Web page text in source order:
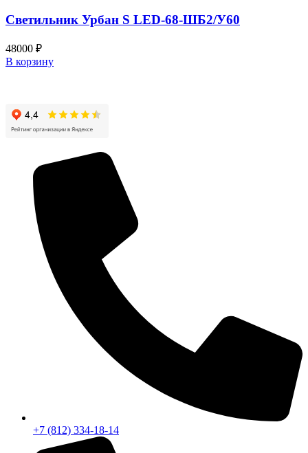
Светильник Урбан S LED-68-ШБ2/У60
48000 ₽
В корзину
+7 (812) 334-18-14